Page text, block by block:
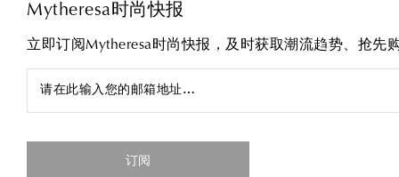
Mytheresa时尚快报
立即订阅Mytheresa时尚快报，及时获取潮流趋势、抢先
请在此输入您的邮箱地址…
订阅